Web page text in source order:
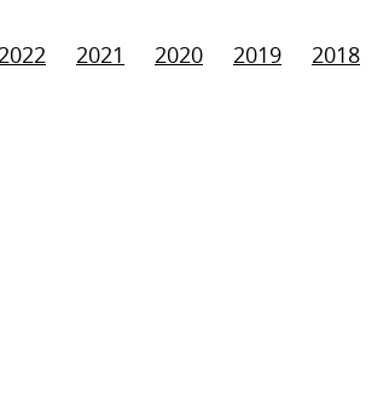
2021 2020 2019 2018